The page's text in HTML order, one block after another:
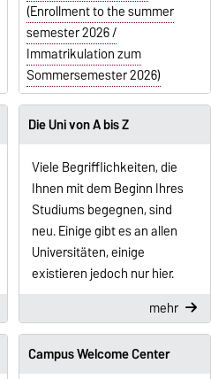
(Enrollment to the summer
semester 2026 /
Immatrikulation zum
Sommersemester 2026)
Die Uni von A bis Z
Viele Begrifflichkeiten, die
Ihnen mit dem Beginn Ihres
Studiums begegnen, sind
neu. Einige gibt es an allen
Universitäten, einige
existieren jedoch nur hier.
mehr
Campus Welcome Center